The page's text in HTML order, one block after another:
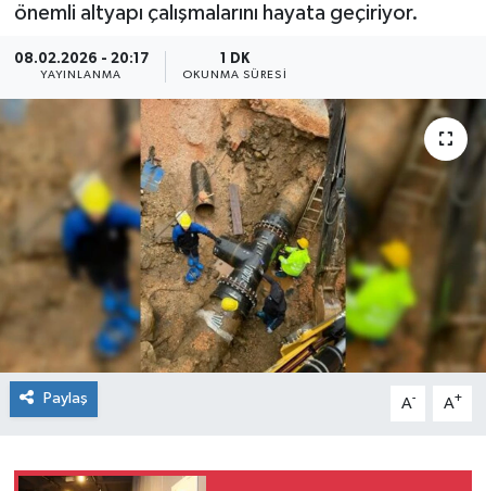
önemli altyapı çalışmalarını hayata geçiriyor.
08.02.2026 - 20:17
YAYINLANMA
1 DK
OKUNMA SÜRESI
Paylaş A- A+